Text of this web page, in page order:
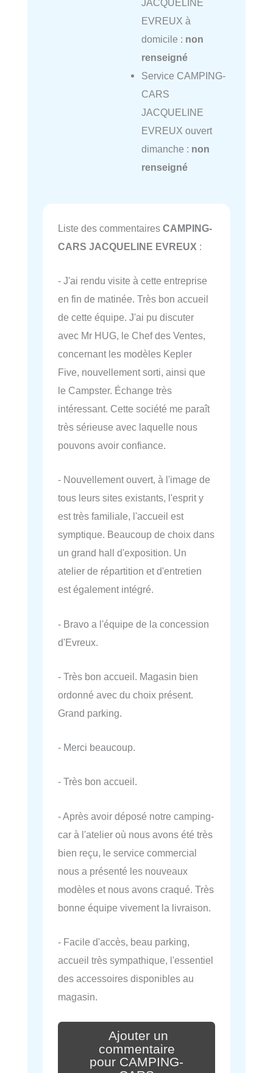
JACQUELINE
EVREUX à
domicile : non
renseigné
Service CAMPING-
CARS
JACQUELINE
EVREUX ouvert
dimanche : non
renseigné
Liste des commentaires CAMPING-
CARS JACQUELINE EVREUX :
- J'ai rendu visite à cette entreprise
en fin de matinée. Très bon accueil
de cette équipe. J'ai pu discuter
avec Mr HUG, le Chef des Ventes,
concernant les modèles Kepler
Five, nouvellement sorti, ainsi que
le Campster. Échange très
intéressant. Cette société me paraît
très sérieuse avec laquelle nous
pouvons avoir confiance.
- Nouvellement ouvert, à l'image de
tous leurs sites existants, l'esprit y
est très familiale, l'accueil est
symptique. Beaucoup de choix dans
un grand hall d'exposition. Un
atelier de répartition et d'entretien
est également intégré.
- Bravo a l'équipe de la concession
d'Evreux.
- Très bon accueil. Magasin bien
ordonné avec du choix présent.
Grand parking.
- Merci beaucoup.
- Très bon accueil.
- Après avoir déposé notre camping-
car à l'atelier où nous avons été très
bien reçu, le service commercial
nous a présenté les nouveaux
modèles et nous avons craqué. Très
bonne équipe vivement la livraison.
- Facile d'accès, beau parking,
accueil très sympathique, l'essentiel
des accessoires disponibles au
magasin.
Ajouter un
commentaire
pour CAMPING-